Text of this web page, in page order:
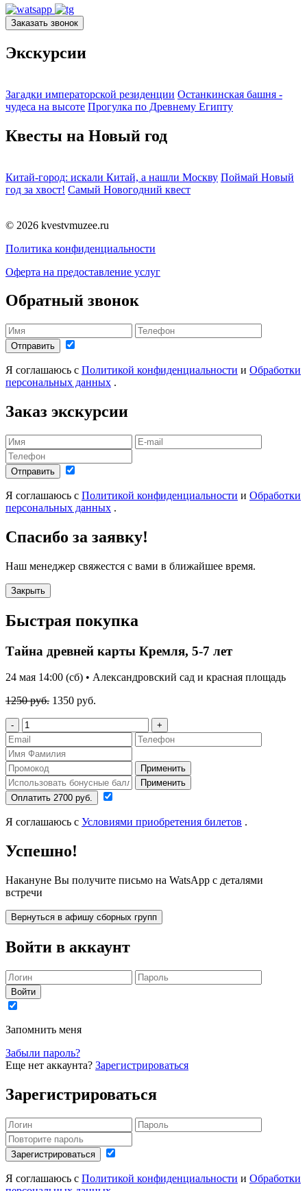
Заказать звонок
Экскурсии
Загадки императорской резиденции Останкинская башня -
чудеса на высоте Прогулка по Древнему Египту
Квесты на Новый год
Китай-город: искали Китай, а нашли Москву Поймай Новый
год за хвост! Самый Новогодний квест
© 2026 kvestvmuzee.ru
Политика конфиденциальности
Оферта на предоставление услуг
Обратный звонок
Отправить
Я соглашаюсь с Политикой конфиденциальности и Обработки
персональных данных .
Заказ экскурсии
Отправить
Я соглашаюсь с Политикой конфиденциальности и Обработки
персональных данных .
Спасибо за заявку!
Наш менеджер свяжестся с вами в ближайшее время.
Закрыть
Быстрая покупка
Тайна древней карты Кремля, 5-7 лет
24 мая 14:00 (сб) • Александровский сад и красная площадь
1250 руб. 1350 руб.
- +
Применить
Применить
Оплатить 2700 руб.
Я соглашаюсь с Условиями приобретения билетов .
Успешно!
Накануне Вы получите письмо на WatsApp с деталями
встречи
Вернуться в афишу сборных групп
Войти в аккаунт
Войти
Запомнить меня
Забыли пароль?
Еще нет аккаунта? Зарегистрироваться
Зарегистрироваться
Зарегистрироваться
Я соглашаюсь с Политикой конфиденциальности и Обработки